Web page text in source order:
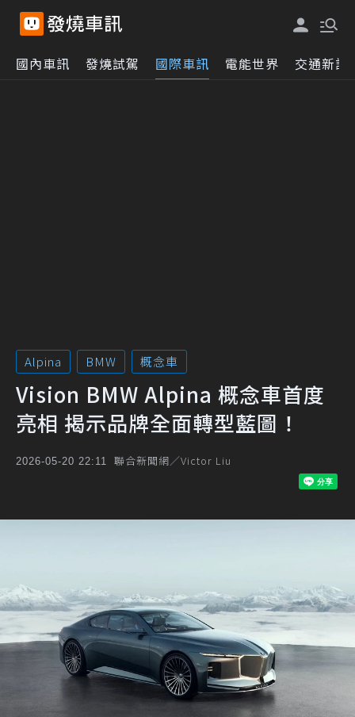
國內車訊 發燒試駕 國際車訊 電能世界 交通新訊
Alpina BMW 概念車
Vision BMW Alpina 概念車首度
亮相 揭示品牌全面轉型藍圖！
2026-05-20 22:11 聯合新聞網／Victor Liu